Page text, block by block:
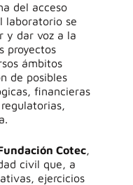
del acceso
laboratorio se
y dar voz a la
proyectos
ámbitos
de posibles
financieras
Cotec,
civil que, a
ejercicios